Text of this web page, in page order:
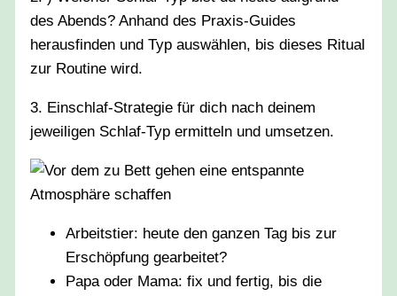
des Abends? Anhand des Praxis-Guides
herausfinden und Typ auswählen, bis dieses Ritual
zur Routine wird.
3. Einschlaf-Strategie für dich nach deinem
jeweiligen Schlaf-Typ ermitteln und umsetzen.
Arbeitstier: heute den ganzen Tag bis zur
Erschöpfung gearbeitet?
Papa oder Mama: fix und fertig, bis die